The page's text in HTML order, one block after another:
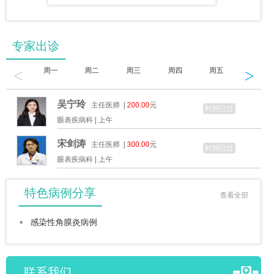
专家出诊
< 周一 周二 周三 周四 周五 >
吴宁玲 主任医师 | 200.00元
眼表疾病科 | 上午
时间已过
宋剑涛 主任医师 | 300.00元
眼表疾病科 | 上午
时间已过
查看全部
特色病例分享
感染性角膜炎病例